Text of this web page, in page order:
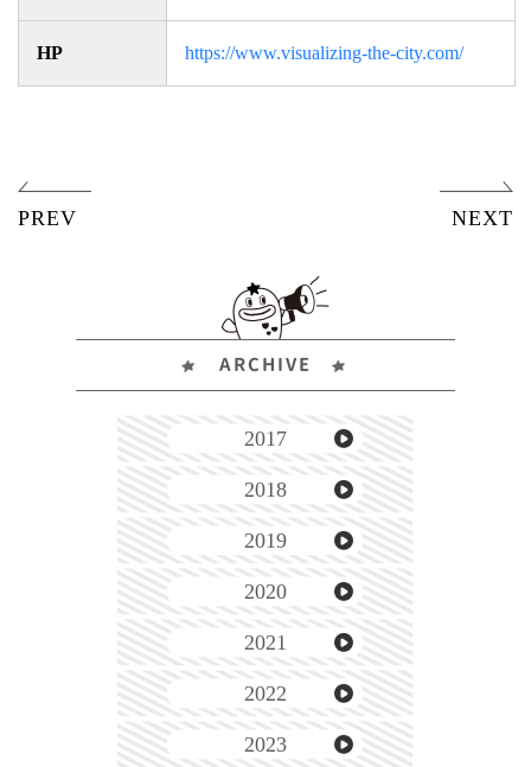
HP https://www.visualizing-the-city.com/
ARCHIVE
2017
2018
2019
2020
2021
2022
2023